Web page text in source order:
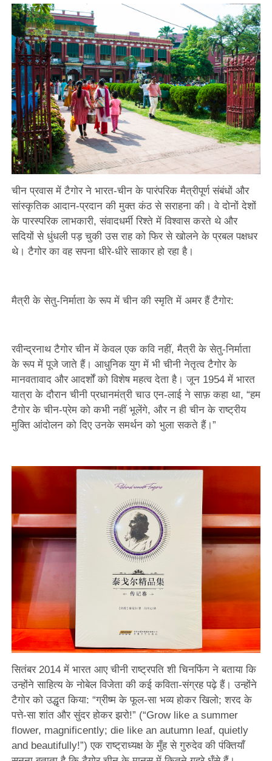
चीन प्रवास में टैगोर ने भारत-चीन के पारंपरिक मैत्रीपूर्ण संबंधों और
सांस्कृतिक आदान-प्रदान की मुक्त कंठ से सराहना की। वे दोनों देशों
के पारस्परिक लाभकारी, संवादधर्मी रिश्ते में विश्वास करते थे और
सदियों से धुंधली पड़ चुकी उस राह को फिर से खोलने के प्रबल पक्षधर
थे। टैगोर का वह सपना धीरे-धीरे साकार हो रहा है।
मैत्री के सेतु-निर्माता के रूप में चीन की स्मृति में अमर हैं टैगोर:
रवीन्द्रनाथ टैगोर चीन में केवल एक कवि नहीं, मैत्री के सेतु-निर्माता
के रूप में पूजे जाते हैं। आधुनिक युग में भी चीनी नेतृत्व टैगोर के
मानवतावाद और आदर्शों को विशेष महत्व देता है। जून 1954 में भारत
यात्रा के दौरान चीनी प्रधानमंत्री चाउ एन-लाई ने साफ़ कहा था, “हम
टैगोर के चीन-प्रेम को कभी नहीं भूलेंगे, और न ही चीन के राष्ट्रीय
मुक्ति आंदोलन को दिए उनके समर्थन को भुला सकते हैं।”
सितंबर 2014 में भारत आए चीनी राष्ट्रपति शी चिनफिंग ने बताया कि
उन्होंने साहित्य के नोबेल विजेता की कई कविता-संग्रह पढ़े हैं। उन्होंने
टैगोर को उद्धृत किया: “ग्रीष्म के फूल-सा भव्य होकर खिलो; शरद के
पत्ते-सा शांत और सुंदर होकर झरो!” (“Grow like a summer
flower, magnificently; die like an autumn leaf, quietly
and beautifully!”) एक राष्ट्राध्यक्ष के मुँह से गुरुदेव की पंक्तियाँ